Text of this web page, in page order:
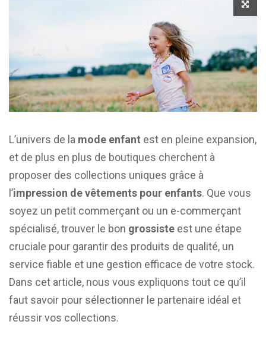
L’univers de la mode enfant est en pleine expansion,
et de plus en plus de boutiques cherchent à
proposer des collections uniques grâce à
l’impression de vêtements pour enfants. Que vous
soyez un petit commerçant ou un e-commerçant
spécialisé, trouver le bon grossiste est une étape
cruciale pour garantir des produits de qualité, un
service fiable et une gestion efficace de votre stock.
Dans cet article, nous vous expliquons tout ce qu’il
faut savoir pour sélectionner le partenaire idéal et
réussir vos collections.